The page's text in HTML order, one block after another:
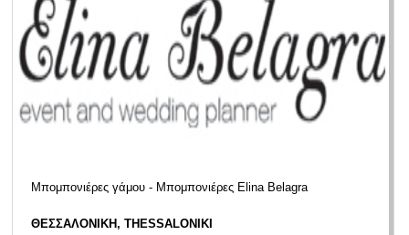
Μπομπονιέρες γάμου - Μπομπονιέρες Elina Belagra
ΘΕΣΣΑΛΟΝΙΚΗ, THESSALONIKI